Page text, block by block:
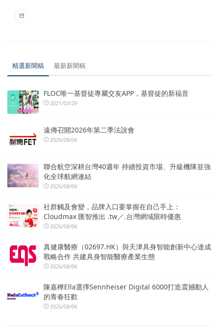
精選新聞稿 最新新聞稿
FLOC唯一基督徒專屬交友APP，基督徒的新福音
2021/03/29
遠傳召開2026年第二季法說會
2026/08/06
聯合航空深耕台灣40週年 持續投資市場、升級機隊並強
化全球航網連結
2026/08/06
社群觸及會變，品牌入口要掌握在自己手上：
Cloudmax 匯智推出 .tw／.台灣網域限時優惠
2026/08/06
真健康醫療（02697.HK）與天津具身智能創新中心達成
戰略合作 共建具身智能醫療產業生態
2026/08/06
陳嘉樺Ella選擇Sennheiser Digital 6000打造震撼動人
的青春狂歡
2026/08/06